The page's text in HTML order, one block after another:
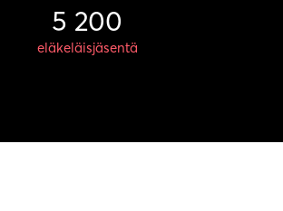
5 200
eläkeläisjäsentä